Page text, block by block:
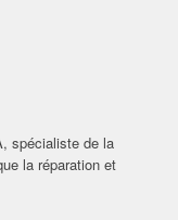
spécialiste de la
la réparation et